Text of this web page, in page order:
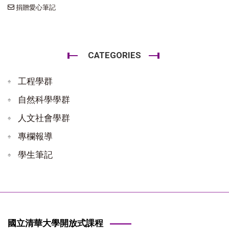
捐贈愛心筆記
CATEGORIES
工程學群
自然科學學群
人文社會學群
專欄報導
學生筆記
國立清華大學開放式課程